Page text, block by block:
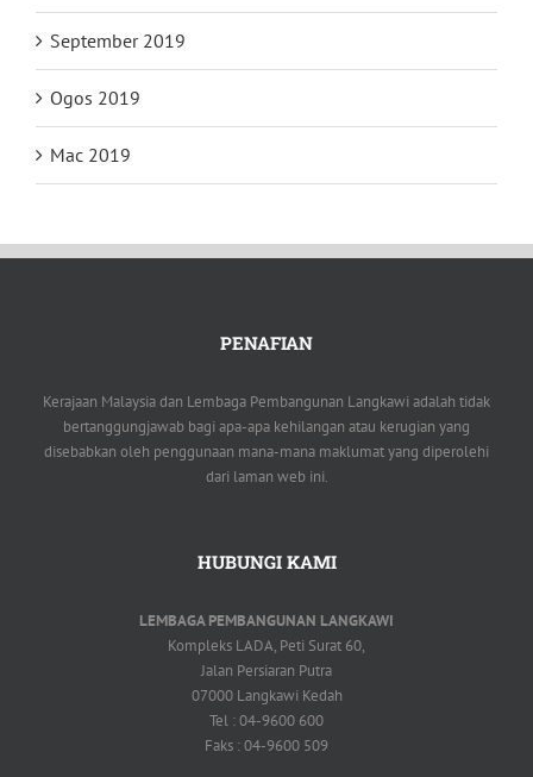
September 2019
Ogos 2019
Mac 2019
PENAFIAN
Kerajaan Malaysia dan Lembaga Pembangunan Langkawi adalah tidak
bertanggungjawab bagi apa-apa kehilangan atau kerugian yang
disebabkan oleh penggunaan mana-mana maklumat yang diperolehi
dari laman web ini.
HUBUNGI KAMI
LEMBAGA PEMBANGUNAN LANGKAWI
Kompleks LADA, Peti Surat 60,
Jalan Persiaran Putra
07000 Langkawi Kedah
Tel : 04-9600 600
Faks : 04-9600 509